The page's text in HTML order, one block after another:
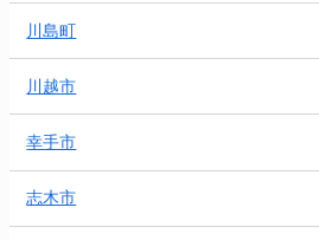
川島町
川越市
幸手市
志木市